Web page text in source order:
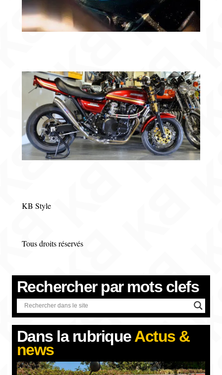
KB Style
Tous droits réservés
Rechercher par mots clefs
Dans la rubriqueActus &
news